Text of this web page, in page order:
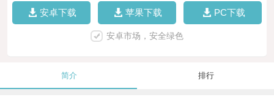
安卓下载 苹果下载 PC下载
安卓市场，安全绿色
简介 排行